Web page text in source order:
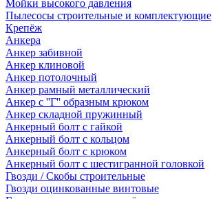
Мойки высокого давления
Пылесосы строительные и комплектующие
Крепёж
Анкера
Анкер забивной
Анкер клиновой
Анкер потолочный
Анкер рамный металлический
Анкер с ''Г'' образным крюком
Анкер складной пружинный
Анкерный болт с гайкой
Анкерный болт с кольцом
Анкерный болт с крюком
Анкерный болт с шестигранной головкой
Гвозди / Скобы строительные
Гвозди оцинкованные винтовые